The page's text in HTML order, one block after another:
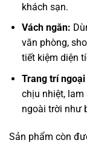
khách sạn.
Vách ngăn:
văn phòng,
tiết kiệm diện
Trang trí
chịu nhiệt,
ngoài trời như
Sản phẩm còn